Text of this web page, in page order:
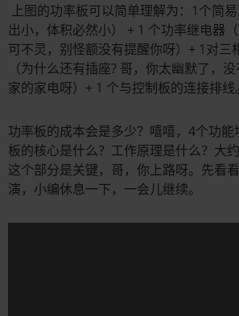
上图的功率板可以简单理解为：1个简
出小，体积必然小） + 1 个功率继电器
可不灵，别怪额没有提醒你呀）+ 1对三
（为什么还有插座? 哥，你太幽默了，
家的家电呀）+ 1 个与控制板的连接排线。
功率板的成本会是多少？嘻嘻，4个功能
板的核心是什么？工作原理是什么？大
这个部分是关键，哥，你上路呀。先看
演，小编休息一下，一会儿继续。